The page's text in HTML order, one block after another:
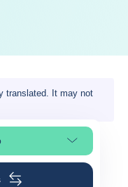
translated. It may not
a secção da página